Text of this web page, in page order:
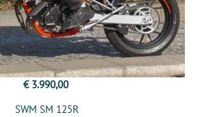
€ 3.990,00
SWM SM 125R